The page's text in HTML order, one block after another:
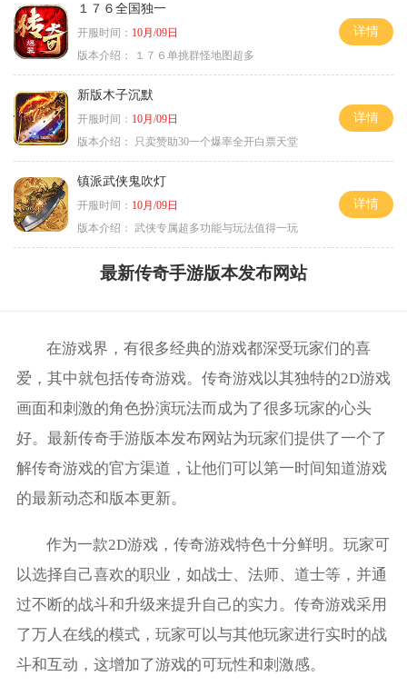
１７６全国独一
开服时间： 10月/09日
版本介绍：
１７６单挑群怪地图超多
详情
新版木子沉默
开服时间： 10月/09日
版本介绍：
只卖赞助30一个爆率全开白票天堂
详情
镇派武侠鬼吹灯
开服时间： 10月/09日
版本介绍： 武侠专属超多功能与玩法值得一玩
详情
最新传奇手游版本发布网站
在游戏界，有很多经典的游戏都深受玩家们的喜
爱，其中就包括传奇游戏。传奇游戏以其独特的2D游戏
画面和刺激的角色扮演玩法而成为了很多玩家的心头
好。最新传奇手游版本发布网站为玩家们提供了一个了
解传奇游戏的官方渠道，让他们可以第一时间知道游戏
的最新动态和版本更新。
作为一款2D游戏，传奇游戏特色十分鲜明。玩家可
以选择自己喜欢的职业，如战士、法师、道士等，并通
过不断的战斗和升级来提升自己的实力。传奇游戏采用
了万人在线的模式，玩家可以与其他玩家进行实时的战
斗和互动，这增加了游戏的可玩性和刺激感。